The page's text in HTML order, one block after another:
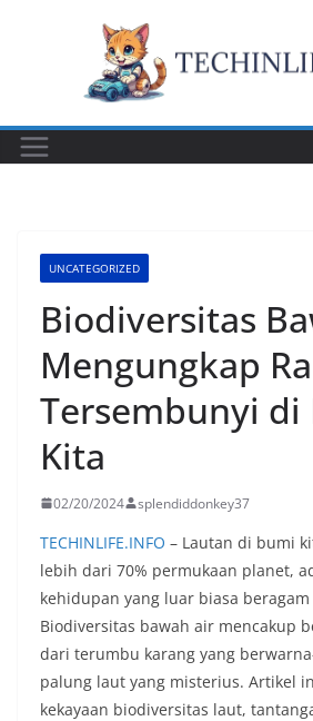
UNCATEGORIZED
Biodiversitas
Mengungkap
Tersembunyi di
Kita
02/20/2024 splendiddonkey37
TECHINLIFE.INFO – Lautan di bumi
lebih dari 70% permukaan planet,
kehidupan yang luar biasa
Biodiversitas bawah air mencakup
dari terumbu karang yang
palung laut yang misterius. Artikel
kekayaan biodiversitas laut,